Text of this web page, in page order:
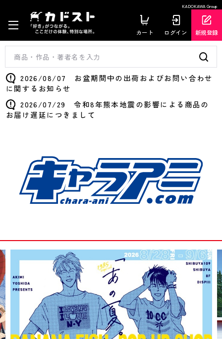
KADOKAWA Group
カート ログイン 新規登録
2026/08/07 お盆期間中の出荷およびお問い合わせ
に関するお知らせ
2026/07/29 令和8年熊本地震の影響による商品の
お届け遅延につきまして